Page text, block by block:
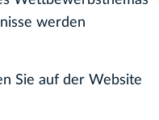
werden
Sie auf der Website